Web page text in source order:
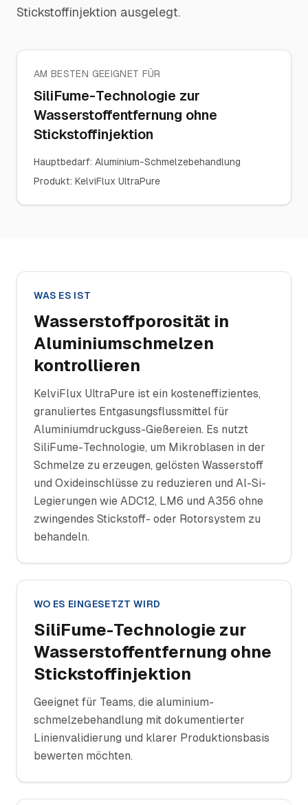
Stickstoffinjektion ausgelegt.
AM BESTEN GEEIGNET FÜR
SiliFume-Technologie zur
Wasserstoffentfernung ohne
Stickstoffinjektion
Hauptbedarf: Aluminium-Schmelzebehandlung
Produkt: KelviFlux UltraPure
WAS ES IST
Wasserstoffporosität in
Aluminiumschmelzen
kontrollieren
KelviFlux UltraPure ist ein kosteneffizientes,
granuliertes Entgasungsflussmittel für
Aluminiumdruckguss-Gießereien. Es nutzt
SiliFume-Technologie, um Mikroblasen in der
Schmelze zu erzeugen, gelösten Wasserstoff
und Oxideinschlüsse zu reduzieren und Al-Si-
Legierungen wie ADC12, LM6 und A356 ohne
zwingendes Stickstoff- oder Rotorsystem zu
behandeln.
WO ES EINGESETZT WIRD
SiliFume-Technologie zur
Wasserstoffentfernung ohne
Stickstoffinjektion
Geeignet für Teams, die aluminium-
schmelzebehandlung mit dokumentierter
Linienvalidierung und klarer Produktionsbasis
bewerten möchten.